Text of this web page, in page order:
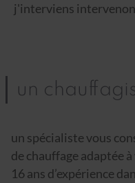
j'interviens
un
un spécialiste vous
de chauffage adaptée
16 ans d’expérience